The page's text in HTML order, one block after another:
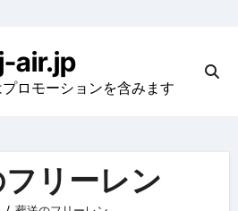
j-air.jp
ロモーションを含みます
リーレン